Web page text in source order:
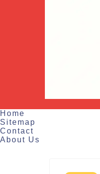
Home
Sitemap
Contact
About Us